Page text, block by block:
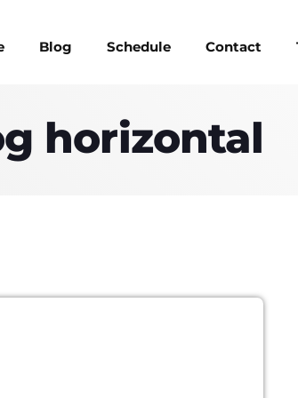
Blog Schedule Contact
horizontal